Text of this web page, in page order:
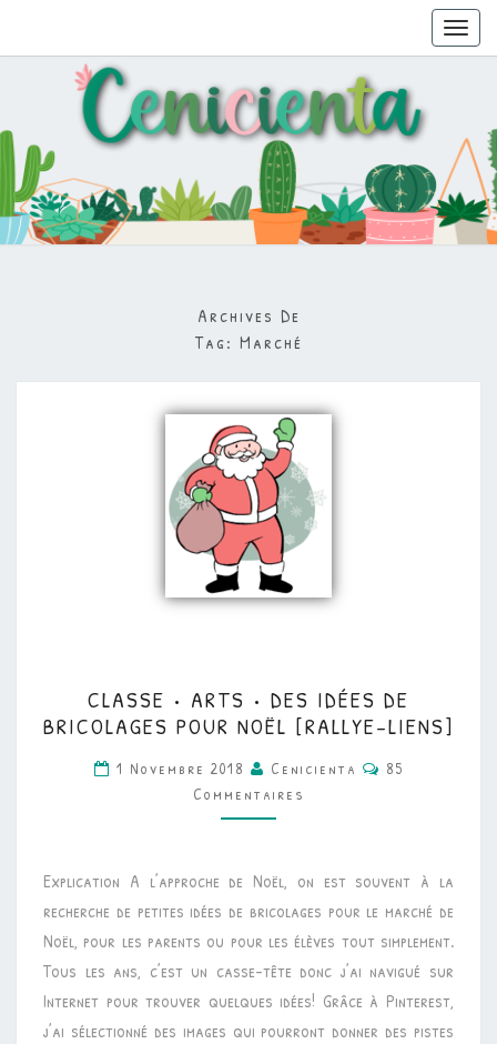
Archives De
Tag: Marché
•
ARTS
•
DES
BRICOLAGES
POUR
NOËL
[RALLYE-
LIENS]
CLASSE • ARTS • DES IDÉES DE
BRICOLAGES POUR NOËL [RALLYE-LIENS]
1 Novembre 2018 Cenicienta Commentaires
85
Commentaires
Explication A l’approche de Noël, on est souvent à la
recherche de petites idées de bricolages pour le marché de
Noël, pour les parents ou pour les élèves tout simplement.
Tous les ans, c’est un casse-tête donc j’ai navigué sur
Internet pour trouver quelques idées! Grâce à Pinterest,
j’ai sélectionné des images qui pourront donner des pistes